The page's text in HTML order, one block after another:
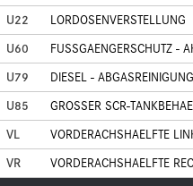
U22
LORDOSENVERSTELLUNG
U60
FUSSGAENGERSCHUTZ -
U79
DIESEL -
U85
GROSSER SCR-
VL
VORDERACHSHAELFTE
VR
VORDERACHSHAELFTE